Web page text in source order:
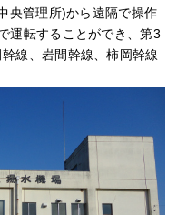
央管理所)から遠隔で操作
運転することができ、第3
線、岩間幹線、柿岡幹線